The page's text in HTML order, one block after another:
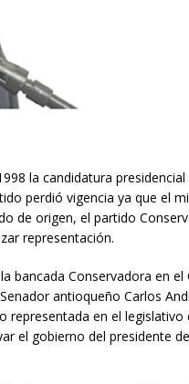
la candidatura presidencial
perdió vigencia ya que el
de origen, el partido
representación.
bancada Conservadora en el
antioqueño Carlos
representada en el
el gobierno del presidente